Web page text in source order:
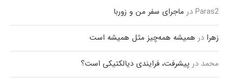
Paras2 در ماجرای سفر من و زوربا
زهرا در همیشه همه‌چیز مثل همیشه است
محمد در پیشرفت، فرایندی دیالکتیکی است؟